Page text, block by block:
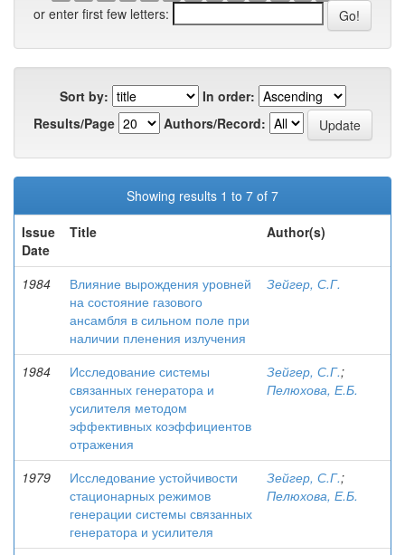
or enter first few letters:
Sort by:
In order:
Results/Page
Authors/Record:
Showing results 1 to 7 of 7
Issue
Date
Title Author(s)
1984
Влияние вырождения уровней
на состояние газового
ансамбля в сильном поле при
наличии пленения излучения
Зейгер, С.Г.
1984
Исследование системы
связанных генератора и
усилителя методом
эффективных коэффициентов
отражения
Зейгер, С.Г.;
Пелюхова, Е.Б.
1979
Исследование устойчивости
стационарных режимов
генерации системы связанных
генератора и усилителя
Зейгер, С.Г.;
Пелюхова, Е.Б.